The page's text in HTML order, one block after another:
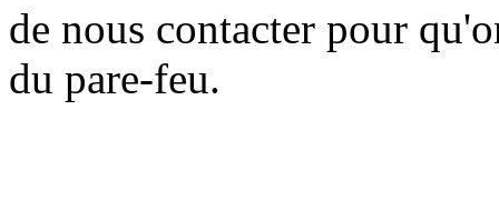
de nous contacter pour
du pare-feu.